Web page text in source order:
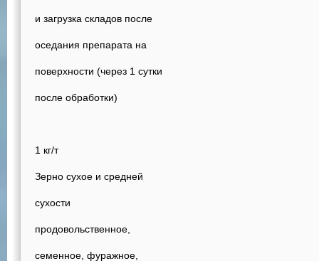
и загрузка складов после
оседания препарата на
поверхности (через 1 сутки
после обработки)
1 кг/т
Зерно сухое и средней
сухости
продовольственное,
семенное, фуражное,